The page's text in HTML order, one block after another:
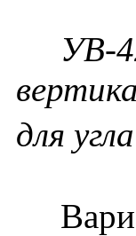
УВ-42
для